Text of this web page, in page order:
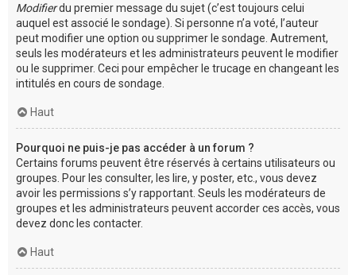
Modifierdu premier message du sujet (c’est toujours celui
auquel est associé le sondage). Si personne n’a voté, l’auteur
peut modifier une option ou supprimer le sondage. Autrement,
seuls les modérateurs et les administrateurs peuvent le modifier
ou le supprimer. Ceci pour empêcher le trucage en changeant les
intitulés en cours de sondage.
Haut
Pourquoi ne puis-je pas accéder à un forum ?
Certains forums peuvent être réservés à certains utilisateurs ou
groupes. Pour les consulter, les lire, y poster, etc., vous devez
avoir les permissions s’y rapportant. Seuls les modérateurs de
groupes et les administrateurs peuvent accorder ces accès, vous
devez donc les contacter.
Haut